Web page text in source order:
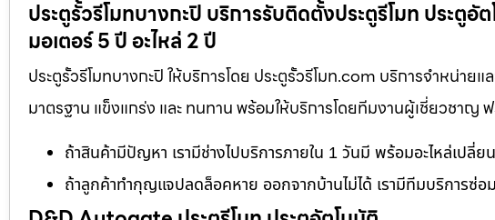
ประตูรั้วรีโมทบางกะปิ บริการรับติดตั้งประตูรีโมท ประตู
มอเตอร์ 5 ปี อะไหล่ 2 ปี
ประตูรั้วรีโมทบางกะปิ ให้บริการโดย ประตูรั้วรีโมท.com บริการจำหน่า
มาตรฐาน แข็งแกร่ง และ ทนทาน พร้อมให้บริการโดยทีมงานผู้เชี่ยวชาญ
ถ้าสินค้ามีปัญหา เรามีช่างไปบริการภายใน 1 วันมี พร้อมอะไหล่เปลี่
ถ้าลูกค้าทำกุญแจปลดล็อคหาย ออกจากบ้านไม่ได้ เรามีทีมบริการซ่อ